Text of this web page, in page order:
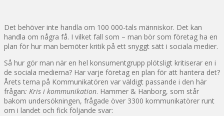
Det behöver inte handla om 100 000-tals människor. Det kan
handla om några få. I vilket fall som – man bör som företag ha en
plan för hur man bemöter kritik på ett snyggt sätt i sociala medier.
Så hur gör man när en hel konsumentgrupp plötsligt kritiserar en i
de sociala medierna? Har varje företag en plan för att hantera det?
Årets tema på Kommunikatören var väldigt passande i den här
frågan: Kris i kommunikation. Hammer & Hanborg, som står
bakom undersökningen, frågade över 3300 kommunikatörer runt
om i landet och fick följande svar: